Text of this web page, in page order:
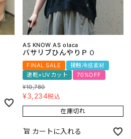
AS KNOW AS olaca
バサリブひんやりＰＯ
FINAL SALE
接触冷感素材
速乾×UVカット
70%OFF
¥10,780
¥3,234税込
在庫切れ
カートに入れる